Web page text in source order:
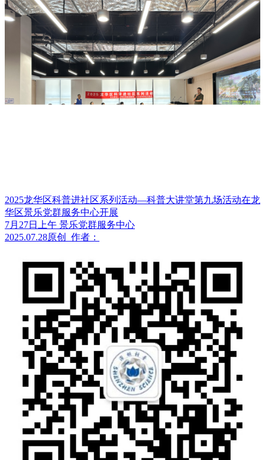
2025龙华区科普进社区系列活动—科普大讲堂第九场活动在龙
华区景乐党群服务中心开展
7月27日上午 景乐党群服务中心
2025.07.28原创 作者：